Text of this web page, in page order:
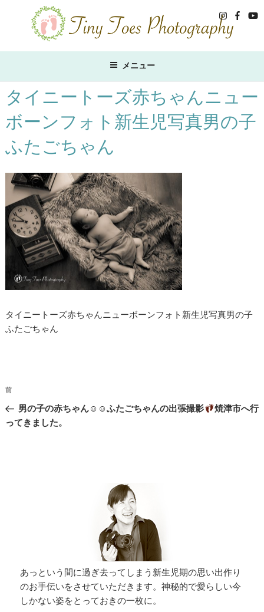
ン
キ
ッ
メニュー
タイニートーズ赤ちゃんニュー
ボーンフォト新生児写真男の子
ふたごちゃん
タイニートーズ赤ちゃんニューボーンフォト新生児写真男の子
ふたごちゃん
投
稿
ナ
過
去
の
前
男の子の赤ちゃん☺︎☺︎ふたごちゃんの出張撮影
焼津市へ行
ってきました。
あっという間に過ぎ去ってしまう新生児期の思い出作り
のお手伝いをさせていただきます。神秘的で愛らしい今
しかない姿をとっておきの一枚に。